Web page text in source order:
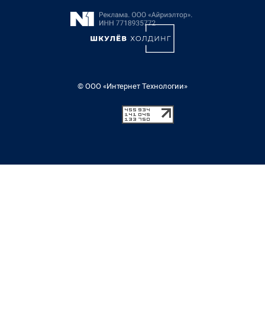
© ООО «Интернет Технологии»